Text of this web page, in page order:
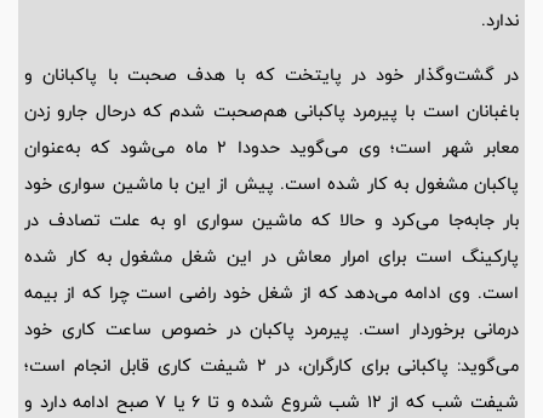
ندارد.
در گشت‌وگذار خود در پایتخت که با هدف صحبت با پاکبانان و
باغبانان است با پیرمرد پاکبانی هم‌صحبت شدم که درحال جارو زدن
معابر شهر است؛ وی می‌گوید حدودا 2 ماه می‌شود که به‌عنوان
پاکبان مشغول به کار شده است. پیش از این با ماشین سواری خود
بار جابه‌جا می‌کرد و حالا که ماشین سواری او به علت تصادف در
پارکینگ است برای امرار معاش در این شغل مشغول به کار شده
است. وی ادامه می‌دهد که از شغل خود راضی است چرا که از بیمه
درمانی برخوردار است. پیرمرد پاکبان در خصوص ساعت کاری خود
می‌گوید: پاکبانی برای کارگران، در 2 شیفت کاری قابل انجام است؛
شیفت شب که از 12 شب شروع شده و تا 6 یا 7 صبح ادامه دارد و